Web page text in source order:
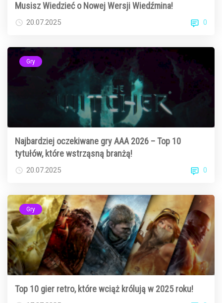
Musisz Wiedzieć o Nowej Wersji Wiedźmina!
20.07.2025 0
Gry
Najbardziej oczekiwane gry AAA 2026 – Top 10
tytułów, które wstrząsną branżą!
20.07.2025 0
Gry
Top 10 gier retro, które wciąż królują w 2025 roku!